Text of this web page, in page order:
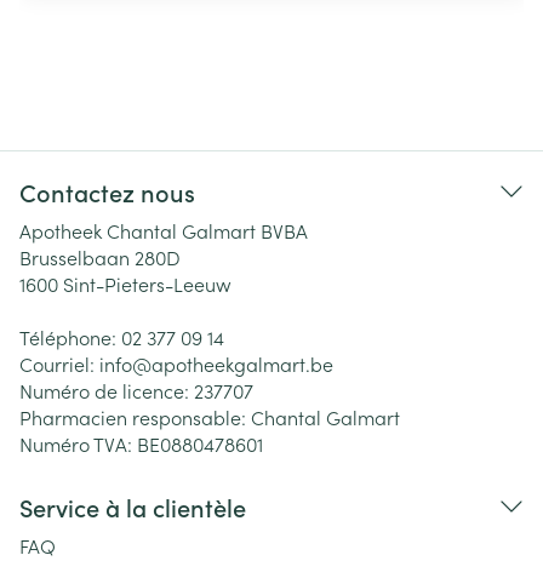
Contactez nous
Apotheek Chantal Galmart BVBA
Brusselbaan 280D
1600 Sint-Pieters-Leeuw
Téléphone: 02 377 09 14
Courriel: info@apotheekgalmart.be
Numéro de licence: 237707
Pharmacien responsable: Chantal Galmart
Numéro TVA: BE0880478601
Service à la clientèle
FAQ